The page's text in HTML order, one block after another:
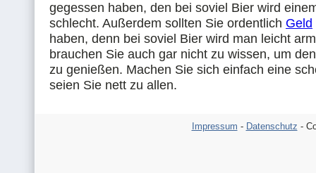
gegessen haben, den bei soviel Bier wird
schlecht. Außerdem sollten Sie ordentlich Geld
haben, denn bei soviel Bier wird man leicht
brauchen Sie auch gar nicht zu wissen, um
zu genießen. Machen Sie sich einfach eine
seien Sie nett zu allen.
Impressum - Datenschutz -